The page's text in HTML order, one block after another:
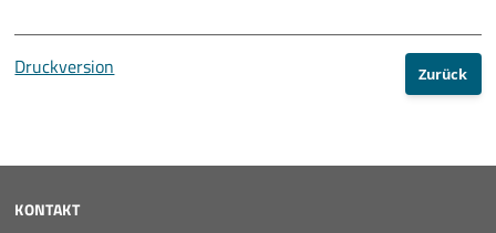
Druckversion Zurück
KONTAKT